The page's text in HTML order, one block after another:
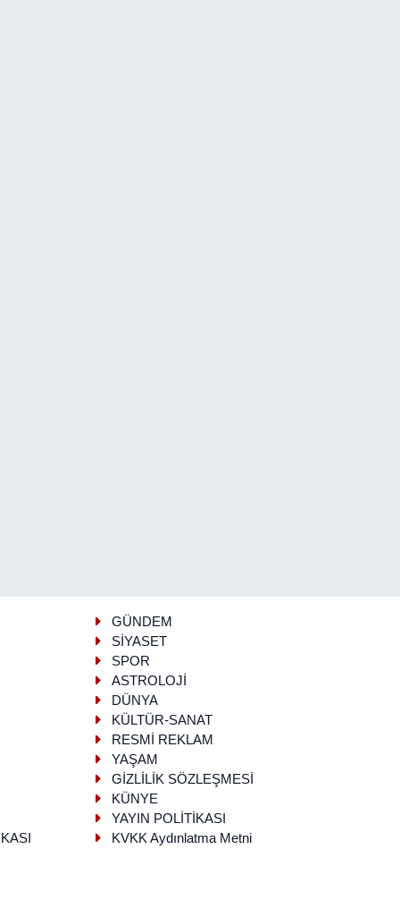
GÜNDEM
SİYASET
SPOR
ASTROLOJİ
DÜNYA
KÜLTÜR-SANAT
RESMİ REKLAM
YAŞAM
GİZLİLİK SÖZLEŞMESİ
KÜNYE
YAYIN POLİTİKASI
KVKK Aydınlatma Metni